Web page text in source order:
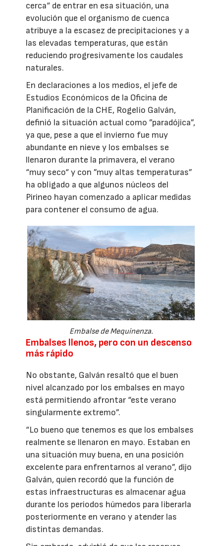
cerca“ de entrar en esa situación, una
evolución que el organismo de cuenca
atribuye a la escasez de precipitaciones y a
las elevadas temperaturas, que están
reduciendo progresivamente los caudales
naturales.
En declaraciones a los medios, el jefe de
Estudios Económicos de la Oficina de
Planificación de la CHE, Rogelio Galván,
definió la situación actual como ”paradójica”,
ya que, pese a que el invierno fue muy
abundante en nieve y los embalses se
llenaron durante la primavera, el verano
“muy seco“ y con ”muy altas temperaturas”
ha obligado a que algunos núcleos del
Pirineo hayan comenzado a aplicar medidas
para contener el consumo de agua.
Embalse de Mequinenza.
Embalses llenos, pero con un descenso
más rápido
No obstante, Galván resaltó que el buen
nivel alcanzado por los embalses en mayo
está permitiendo afrontar “este verano
singularmente extremo”.
“Lo bueno que tenemos es que los embalses
realmente se llenaron en mayo. Estaban en
una situación muy buena, en una posición
excelente para enfrentarnos al verano”, dijo
Galván, quien recordó que la función de
estas infraestructuras es almacenar agua
durante los periodos húmedos para liberarla
posteriormente en verano y atender las
distintas demandas.